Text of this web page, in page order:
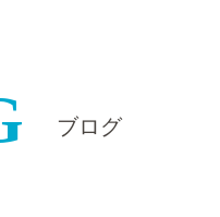
ブログ